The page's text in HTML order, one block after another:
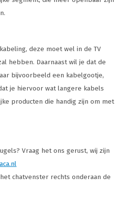
deze moet wel in de TV
hebben. Daarnaast wil je dat de
bijvoorbeeld een kabelgootje,
je hiervoor wat langere kabels
producten die handig zijn om met
Vraag het ons gerust, wij zijn
chatvenster rechts onderaan de